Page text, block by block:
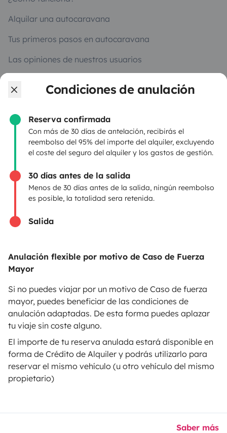
Condiciones de anulación
Reserva confirmada
Con más de 30 días de antelación, recibirás el
reembolso del 95% del importe del alquiler, excluyendo
el coste del seguro del alquiler y los gastos de gestión.
30 días antes de la salida
Menos de 30 días antes de la salida, ningún reembolso
es posible, la totalidad sera retenida.
Salida
Anulación flexible por motivo de Caso de Fuerza
Mayor
Si no puedes viajar por un motivo de Caso de fuerza
mayor, puedes beneficiar de las condiciones de
anulación adaptadas. De esta forma puedes aplazar
tu viaje sin coste alguno.
El importe de tu reserva anulada estará disponible en
forma de Crédito de Alquiler y podrás utilizarlo para
reservar el mismo vehículo (u otro vehículo del mismo
propietario)
Saber más
Alquilar una autocaravana
Tus primeros pasos en autocaravana
Las opiniones de nuestros usuarios
PROPIETARIOS
Anunciar un vehículo
Seguros de alquiler
Asistencias de alquiler
Ayuda propietario
Medios de pago seguros Pago en varios plazos
Descargar en
App Store
Disponible en
Blog